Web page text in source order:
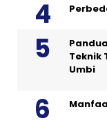
Teknik
Umbi